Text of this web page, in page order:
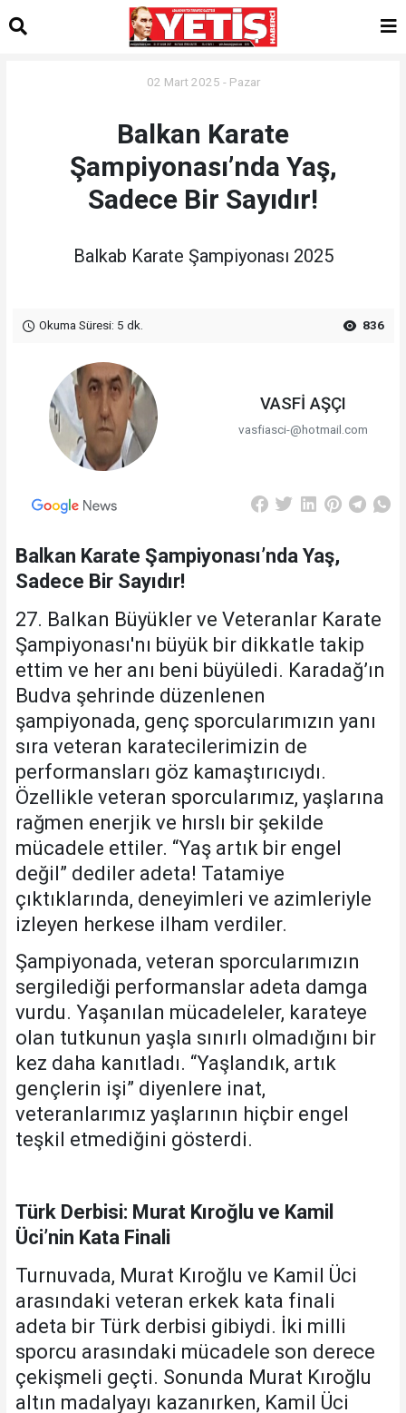
02 Mart 2025 - Pazar
Balkan Karate
Şampiyonası’nda Yaş,
Sadece Bir Sayıdır!
Balkab Karate Şampiyonası 2025
Okuma Süresi: 5 dk. 836
VASFİ AŞÇI
vasfiasci-@hotmail.com
Balkan Karate Şampiyonası’nda Yaş,
Sadece Bir Sayıdır!
27. Balkan Büyükler ve Veteranlar Karate
Şampiyonası'nı büyük bir dikkatle takip
ettim ve her anı beni büyüledi. Karadağ’ın
Budva şehrinde düzenlenen
şampiyonada, genç sporcularımızın yanı
sıra veteran karatecilerimizin de
performansları göz kamaştırıcıydı.
Özellikle veteran sporcularımız, yaşlarına
rağmen enerjik ve hırslı bir şekilde
mücadele ettiler. “Yaş artık bir engel
değil” dediler adeta! Tatamiye
çıktıklarında, deneyimleri ve azimleriyle
izleyen herkese ilham verdiler.
Şampiyonada, veteran sporcularımızın
sergilediği performanslar adeta damga
vurdu. Yaşanılan mücadeleler, karateye
olan tutkunun yaşla sınırlı olmadığını bir
kez daha kanıtladı. “Yaşlandık, artık
gençlerin işi” diyenlere inat,
veteranlarımız yaşlarının hiçbir engel
teşkil etmediğini gösterdi.
Türk Derbisi: Murat Kıroğlu ve Kamil
Üci’nin Kata Finali
Turnuvada, Murat Kıroğlu ve Kamil Üci
arasındaki veteran erkek kata finali
adeta bir Türk derbisi gibiydi. İki milli
sporcu arasındaki mücadele son derece
çekişmeli geçti. Sonunda Murat Kıroğlu
altın madalyayı kazanırken, Kamil Üci